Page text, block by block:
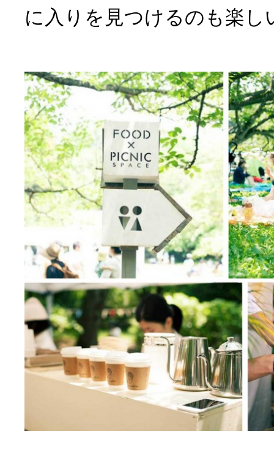
に入りを見つけるのも楽し